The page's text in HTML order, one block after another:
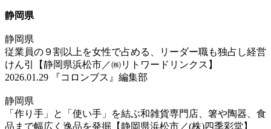
静岡県
静岡県
従業員の９割以上を女性で占める、リーダー職も独占し経営
けん引【静岡県浜松市／㈱リトワードリンクス】
2026.01.29
『コロンブス』編集部
静岡県
「作り手」と「使い手」を結ぶ和雑貨専門店、箸や陶器、食
品まで幅広く逸品を発掘【静岡県浜松市／(株)四季彩堂】